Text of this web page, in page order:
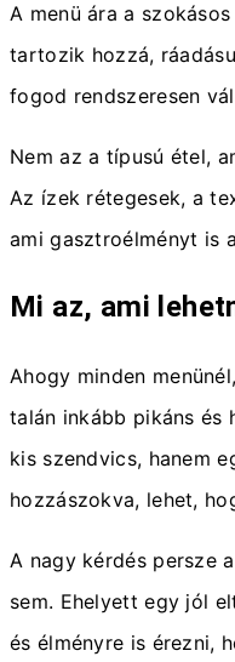
A menü ára a
tartozik hozzá,
fogod rendszeresen
Nem az a típusú étel,
Az ízek rétegesek, a
ami gasztroélményt is
Mi az, ami
Ahogy minden
talán inkább pikáns és
kis szendvics, hanem
hozzászokva, lehet,
A nagy kérdés persze
sem. Ehelyett egy jól
és élményre is érezni,